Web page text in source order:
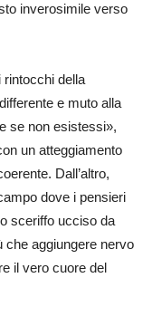
inverosimile verso
rintocchi della
e muto alla
se non esistessi»,
un atteggiamento
Dall’altro,
dove i pensieri
sceriffo ucciso da
che aggiungere nervo
il vero cuore del